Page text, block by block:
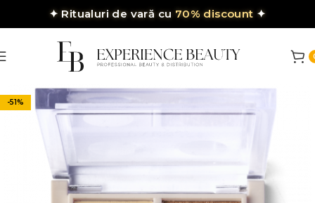
✦ Ritualuri de vară cu 70% discount ✦
-51%